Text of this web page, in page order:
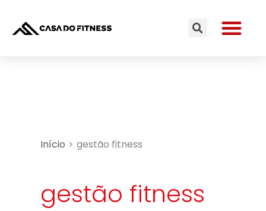
para
Search
Início gestão fitness
gestão fitness